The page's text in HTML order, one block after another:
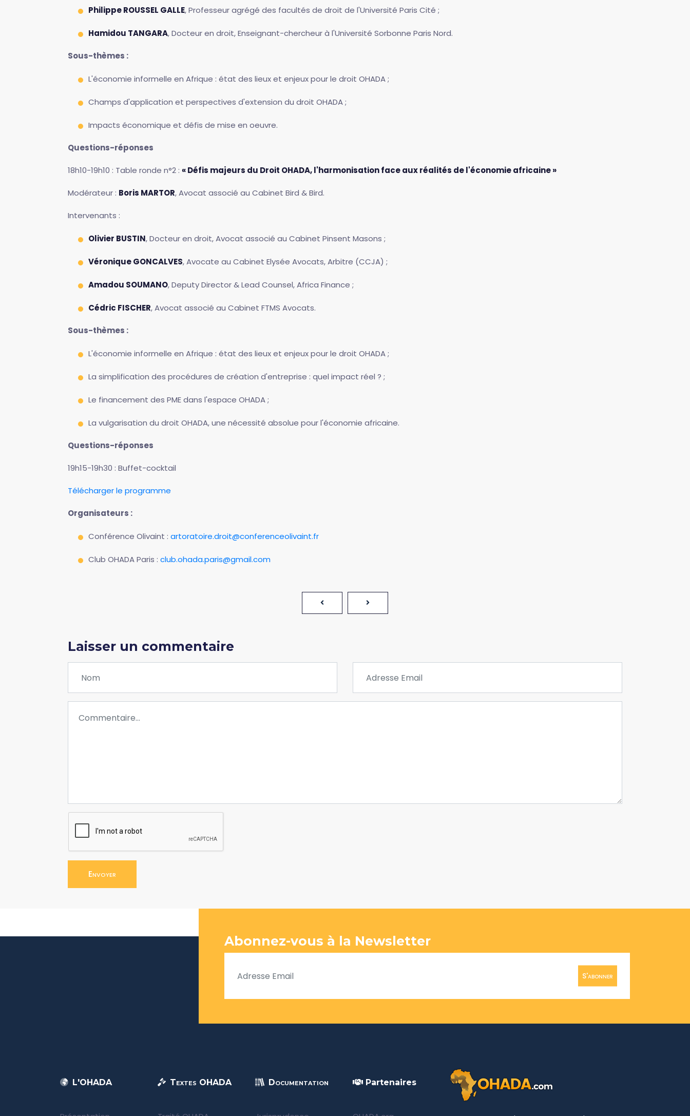
Philippe ROUSSEL GALLE, Professeur agrégé des facultés de droit de l'Université Paris Cité ;
Hamidou TANGARA, Docteur en droit, Enseignant-chercheur à l'Université Sorbonne Paris Nord.
Sous-thèmes :
L'économie informelle en Afrique : état des lieux et enjeux pour le droit OHADA ;
Champs d'application et perspectives d'extension du droit OHADA ;
Impacts économique et défis de mise en oeuvre.
Questions-réponses
18h10-19h10 : Table ronde n°2 : « Défis majeurs du Droit OHADA, l'harmonisation face aux réalités de l'économie africaine »
Modérateur : Boris MARTOR, Avocat associé au Cabinet Bird & Bird.
Intervenants :
Olivier BUSTIN, Docteur en droit, Avocat associé au Cabinet Pinsent Masons ;
Véronique GONCALVES, Avocate au Cabinet Elysée Avocats, Arbitre (CCJA) ;
Amadou SOUMANO, Deputy Director & Lead Counsel, Africa Finance ;
Cédric FISCHER, Avocat associé au Cabinet FTMS Avocats.
Sous-thèmes :
L'économie informelle en Afrique : état des lieux et enjeux pour le droit OHADA ;
La simplification des procédures de création d'entreprise : quel impact réel ? ;
Le financement des PME dans l'espace OHADA ;
La vulgarisation du droit OHADA, une nécessité absolue pour l'économie africaine.
Questions-réponses
19h15-19h30 : Buffet-cocktail
Télécharger le programme
Organisateurs :
Conférence Olivaint : artoratoire.droit@conferenceolivaint.fr
Club OHADA Paris : club.ohada.paris@gmail.com
Laisser un commentaire
Envoyer
Abonnez-vous à la Newsletter
S'abonner
L'OHADA Textes OHADA Documentation Partenaires